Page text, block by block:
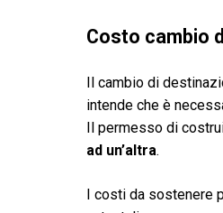
Costo cambio
Il cambio di
intende che è
Il permesso di
ad un’altra.
I costi da sostenere